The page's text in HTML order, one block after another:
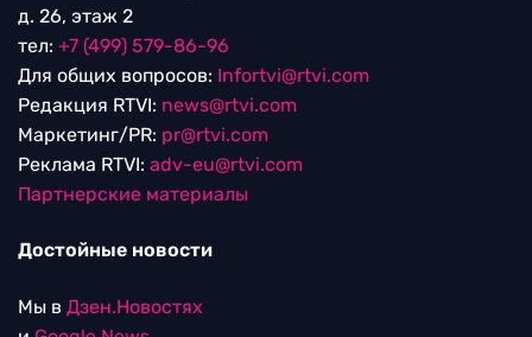
д. 26, этаж 2
тел: +7 (499) 579-86-96
Для общих вопросов: Infortvi@rtvi.com
Редакция RTVI: news@rtvi.com
Маркетинг/PR: pr@rtvi.com
Реклама RTVI: adv-eu@rtvi.com
Партнерские материалы
Достойные новости
Мы в Дзен.Новостях